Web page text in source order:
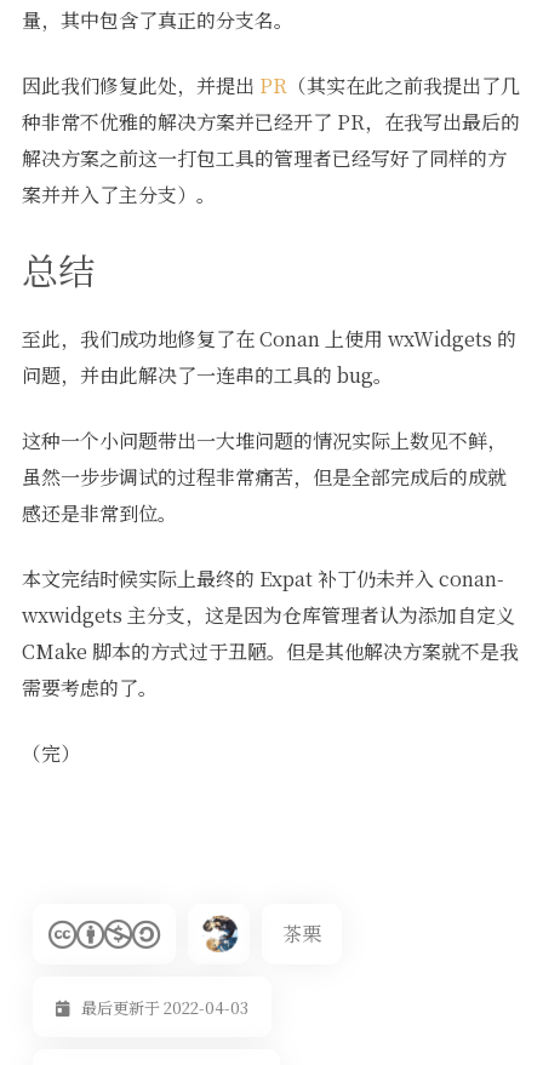
量，其中包含了真正的分支名。
因此我们修复此处，并提出 PR（其实在此之前我提出了几
种非常不优雅的解决方案并已经开了 PR，在我写出最后的
解决方案之前这一打包工具的管理者已经写好了同样的方
案并并入了主分支）。
总结
至此，我们成功地修复了在 Conan 上使用 wxWidgets 的
问题，并由此解决了一连串的工具的 bug。
这种一个小问题带出一大堆问题的情况实际上数见不鲜，
虽然一步步调试的过程非常痛苦，但是全部完成后的成就
感还是非常到位。
本文完结时候实际上最终的 Expat 补丁仍未并入 conan-
wxwidgets 主分支，这是因为仓库管理者认为添加自定义
CMake 脚本的方式过于丑陋。但是其他解决方案就不是我
需要考虑的了。
（完）
茶栗
最后更新于 2022-04-03